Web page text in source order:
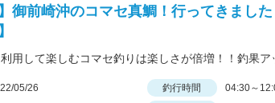
御前崎沖のコマセ真鯛！行ってきまし
用して楽しむコマセ釣りは楽しさが倍増！！釣果ア
05/26 釣行時間
04:30～